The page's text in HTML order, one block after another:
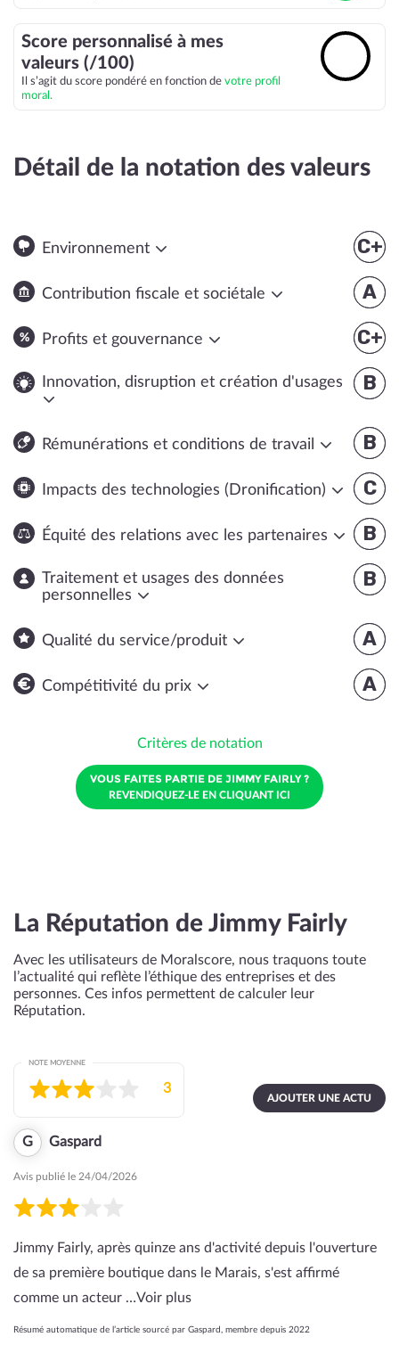
Score personnalisé à mes
valeurs (/100)
Il s’agit du score pondéré en fonction de votre profil
moral.
Détail de la notation des valeurs
C+
Environnement
A
Contribution fiscale et sociétale
C+
Profits et gouvernance
B
Innovation, disruption et création d'usages
B
Rémunérations et conditions de travail
C
Impacts des technologies (Dronification)
B
Équité des relations avec les partenaires
B
Traitement et usages des données
personnelles
A
Qualité du service/produit
A
Compétitivité du prix
Critères de notation
VOUS FAITES PARTIE DE JIMMY FAIRLY ?
REVENDIQUEZ-LE EN CLIQUANT ICI
La Réputation de Jimmy Fairly
Avec les utilisateurs de Moralscore, nous traquons toute
l’actualité qui reflète l’éthique des entreprises et des
personnes. Ces infos permettent de calculer leur
Réputation.
AJOUTER UNE ACTU
NOTE MOYENNE
3
G Gaspard
Avis publié le 24/04/2026
Jimmy Fairly, après quinze ans d'activité depuis l'ouverture
de sa première boutique dans le Marais, s'est affirmé
comme un acteur …Voir plus
Résumé automatique de l’article sourcé par Gaspard, membre depuis 2022